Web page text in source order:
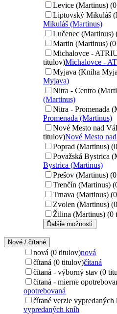
Levice (Martinus)
Liptovský Mikuláš
Mikuláš (Martinus)
Lučenec (Martinus)
Martin (Martinus)
Michalovce -
titulov)Michalovce -
Myjava (Kniha
Myjava)
Nitra - Centro
(Martinus)
Nitra - Promenada
Promenada (Martinus)
Nové Mesto nad
titulov)Nové Mesto
Poprad (Martinus)
Považská Bystrica
Bystrica (Martinus)
Prešov (Martinus)
Trenčín (Martinus)
Trnava (Martinus)
Zvolen (Martinus)
Žilina (Martinus) (0
Ďalšie možnosti
Nové / čítané
nová (0 titulov)nová
čítaná (0 titulov)čítaná
čítaná - výborný stav (0
čítaná - mierne
opotrebovaná
čítané verzie
vypredaných kníh